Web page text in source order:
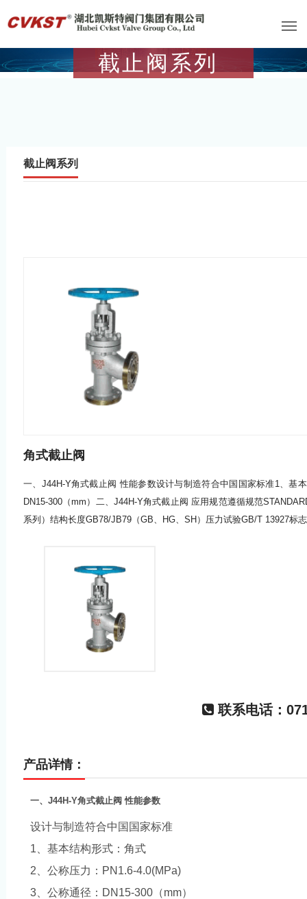
截止阀系列
截止阀系列
角式截止阀
一、J44H-Y角式截止阀 性能参数设计与制造符合中国国家标准1、基
DN15-300（mm）二、J44H-Y角式截止阀 应用规范遵循规范
系列）结构长度GB78/JB79（GB、HG、SH）压力试验GB/T 13927标
联系电话：
产品详情：
一、 J44H-Y角式截止阀 性能参数
设计与制造符合中国国家标准
1 、基本结构形式：角式
2 、公称压力： PN1.6-4.0(MPa)
3、公称通径： DN15-300（mm）